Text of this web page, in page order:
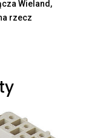
Wieland,
rzecz